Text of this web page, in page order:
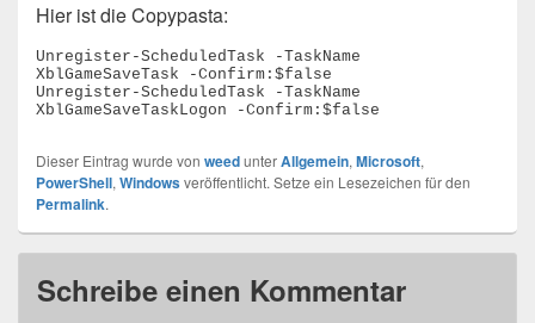
Hier ist die Copypasta:
Unregister-ScheduledTask -TaskName
XblGameSaveTask -Confirm:$false
Unregister-ScheduledTask -TaskName
XblGameSaveTaskLogon -Confirm:$false
Dieser Eintrag wurde von weedunterAllgemein, Microsoft,
PowerShell, Windowsveröffentlicht. Setze ein Lesezeichen für den
Permalink.
Schreibe einen Kommentar